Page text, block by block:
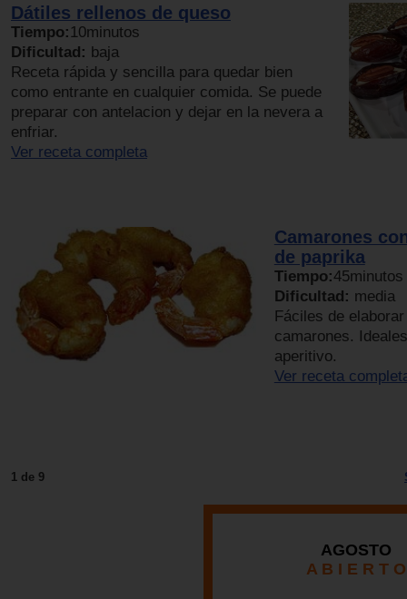
Dátiles rellenos de queso
Tiempo: 10minutos
Dificultad: baja
Receta rápida y sencilla para quedar bien
como entrante en cualquier comida. Se puede
preparar con antelacion y dejar en la nevera a
enfriar.
Ver receta completa
Camarones
de paprika
Tiempo:45minutos
Dificultad: media
Fáciles de
camarones.
aperitivo.
Ver receta
1 de 9
AGOSTO
A B I E R T O